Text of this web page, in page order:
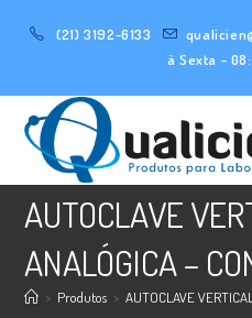
conteúdo
(21) 3192-6133
à Sexta -
AUTOCLAVE
ANALÓGICA –
> Produtos > AUTOCLAVE